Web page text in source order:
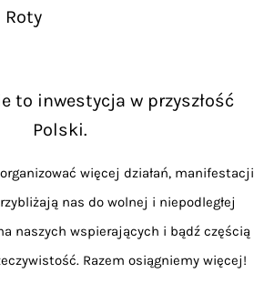
Roty
to inwestycja w przyszłość
Polski.
więcej działań, manifestacji
nas do wolnej i niepodległej
naszych wspierających i bądź częścią
Razem osiągniemy więcej!